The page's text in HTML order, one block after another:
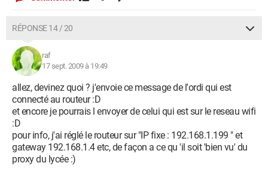
RÉPONSE 14 / 20
raf
17 sept. 2009 à 19:49
allez, devinez quoi ? j'envoie ce message de l'ordi qui est
connecté au routeur :D
et encore je pourrais l envoyer de celui qui est sur le reseau wifi
:D
pour info, j'ai réglé le routeur sur "IP fixe : 192.168.1.199 " et
gateway 192.168.1.4 etc, de façon a ce qu 'il soit 'bien vu' du
proxy du lycée :)